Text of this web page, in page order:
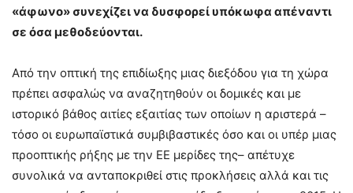
«άφωνο» συνεχίζει να δυσφορεί υπόκωφα απέναντι
σε όσα μεθοδεύονται.
Από την οπτική της επιδίωξης μιας διεξόδου για τη χώρα
πρέπει ασφαλώς να αναζητηθούν οι δομικές και με
ιστορικό βάθος αιτίες εξαιτίας των οποίων η αριστερά –
τόσο οι ευρωπαϊστικά συμβιβαστικές όσο και οι υπέρ μιας
προοπτικής ρήξης με την ΕΕ μερίδες της– απέτυχε
συνολικά να ανταποκριθεί στις προκλήσεις αλλά και τις